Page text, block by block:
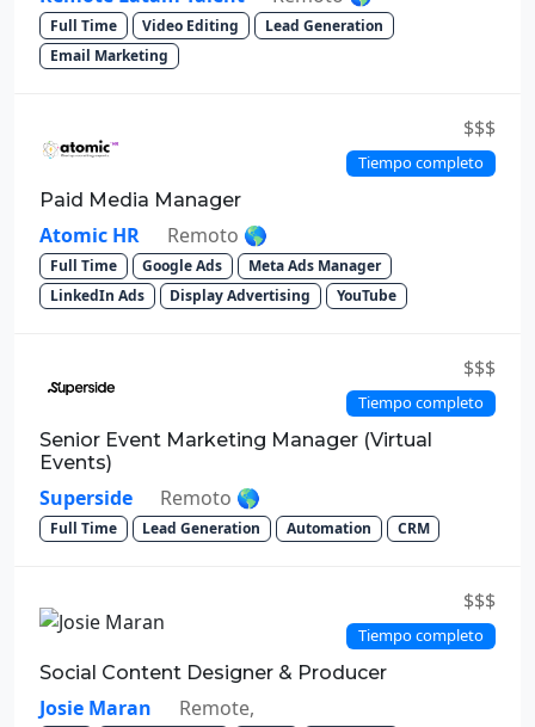
Full Time Video Editing
Lead Generation
Email Marketing
$$$
Tiempo completo
Paid Media Manager
Atomic HR Remoto 🌎
Full Time Google Ads
Meta Ads Manager
LinkedIn Ads
Display Advertising YouTube
$$$
Tiempo completo
Senior Event Marketing Manager (Virtual
Events)
Superside Remoto 🌎
Full Time Lead Generation Automation CRM
$$$
Tiempo completo
Social Content Designer & Producer
Josie Maran Remote,